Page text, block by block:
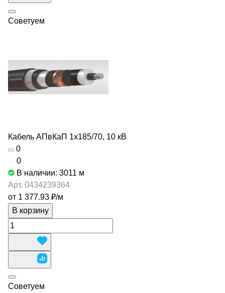
Советуем
Кабель АПвКаП 1х185/70, 10 кВ
0
0
В наличии: 3011 м
Арт. 0434239364
от 1 377.93 ₽/м
В корзину
Советуем